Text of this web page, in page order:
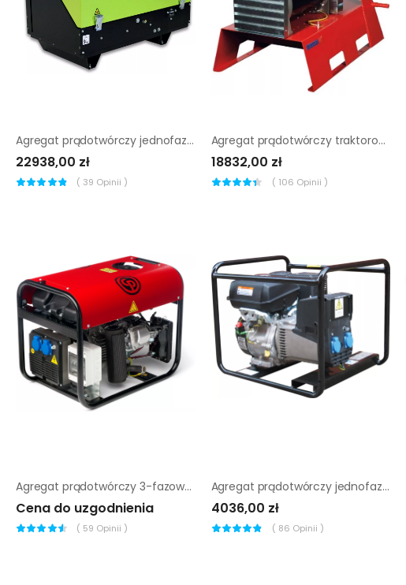
Agregat prądotwórczy jednofazowy Pramac P6000s
22938,00 zł
( 39 Opinii )
Agregat prądotwórczy traktorowy Endress EZG 33/4
18832,00 zł
( 106 Opinii )
Agregat prądotwórczy 3-fazowy chicago pneumatic cppg 6.5P std
Cena do uzgodnienia
( 59 Opinii )
Agregat prądotwórczy jednofazowy Sumera Motor SMG-5M-K
4036,00 zł
( 86 Opinii )